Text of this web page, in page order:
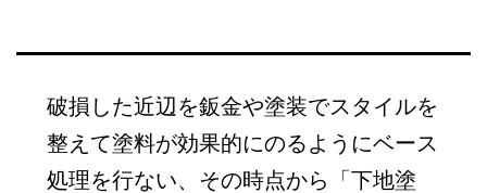
プ
破損した近辺を鈑金や塗装でスタイルを
整えて塗料が効果的にのるようにベース
処理を行ない、その時点から「下地塗